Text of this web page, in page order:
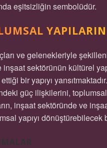
eşitsizliğin sembolüdür.
ve gelenekleriyle
sektörünün kültürel
bir yapıyı
güç ilişkilerini, toplumsal
inşaat sektöründe ve
yapıyı dönüştürebilecek